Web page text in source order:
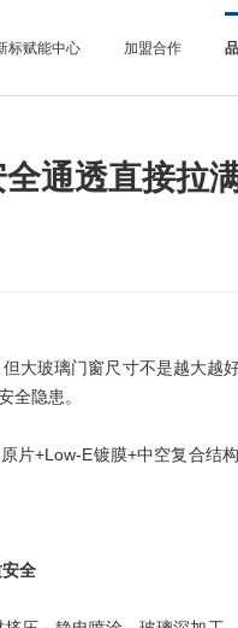
标赋能中心 加盟合作
通透直接拉
大玻璃门窗尺寸不是越大越
全隐患。
片+Low-E镀膜+中空复合结
全